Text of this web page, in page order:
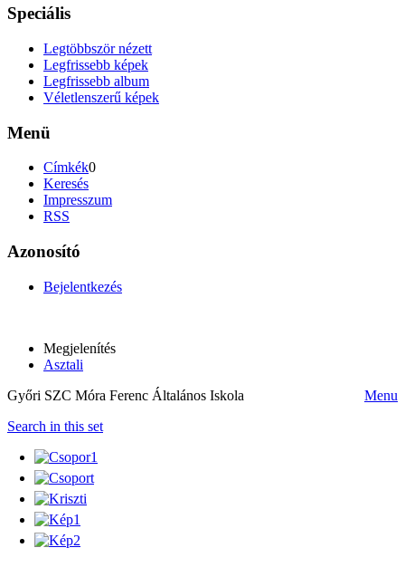
Speciális
Legtöbbször nézett
Legfrissebb képek
Legfrissebb album
Véletlenszerű képek
Menü
Címkék0
Keresés
Impresszum
RSS
Azonosító
Bejelentkezés
Megjelenítés
Asztali
Győri SZC Móra Ferenc Általános Iskola
Menu
Search in this set